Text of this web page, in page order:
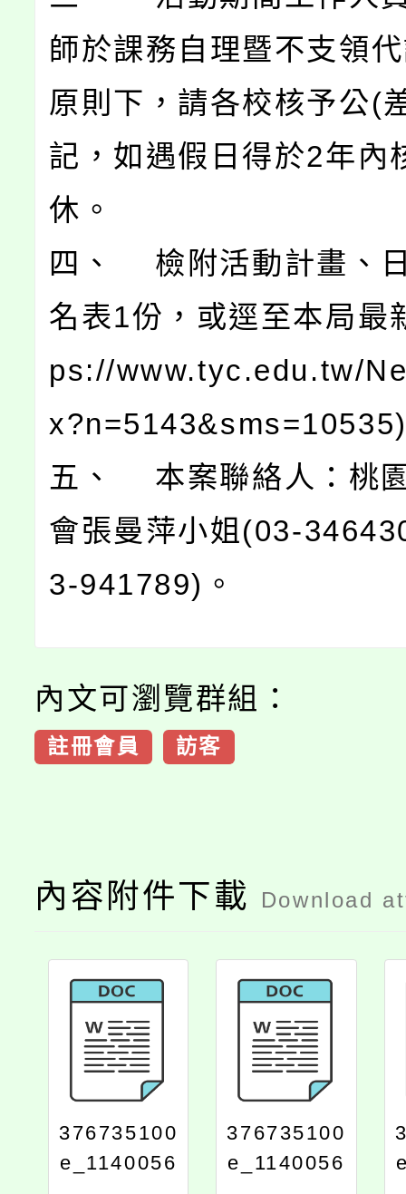
師於課務自理暨不支領
原則下，請各校核予公(
記，如遇假日得於2年內
休。
四、 檢附活動計畫、
名表1份，或逕至本局最
ps://www.tyc.edu.tw/
五、 本案聯絡人：桃
會張曼萍小姐(03-
3-941789)。
內文可瀏覽群組：
註冊會員 訪客
內容附件下載 Download
376735100
e_1140056
376735100
e_1140056